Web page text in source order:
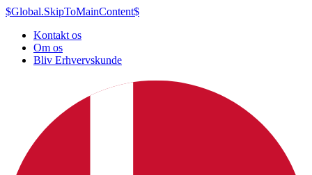
$Global.SkipToMainContent$
Kontakt os
Om os
Bliv Erhvervskunde